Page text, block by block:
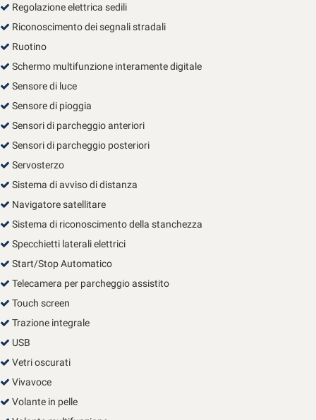
Regolazione elettrica sedili
Riconoscimento dei segnali stradali
Ruotino
Schermo multifunzione interamente digitale
Sensore di luce
Sensore di pioggia
Sensori di parcheggio anteriori
Sensori di parcheggio posteriori
Servosterzo
Sistema di avviso di distanza
Navigatore satellitare
Sistema di riconoscimento della stanchezza
Specchietti laterali elettrici
Start/Stop Automatico
Telecamera per parcheggio assistito
Touch screen
Trazione integrale
USB
Vetri oscurati
Vivavoce
Volante in pelle